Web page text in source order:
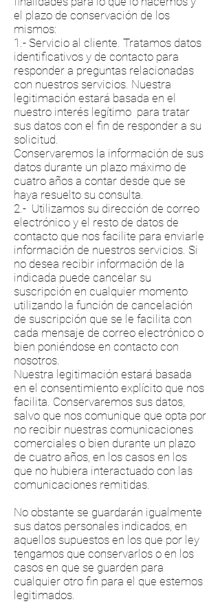
el plazo de conservación de los
mismos:
1.- Servicio al cliente. Tratamos datos
identificativos y de contacto para
responder a preguntas relacionadas
con nuestros servicios. Nuestra
legitimación estará basada en el
nuestro interés legítimo para tratar
sus datos con el fin de responder a su
solicitud.
Conservaremos la información de sus
datos durante un plazo máximo de
cuatro años a contar desde que se
haya resuelto su consulta.
2.- Utilizamos su dirección de correo
electrónico y el resto de datos de
contacto que nos facilite para enviarle
información de nuestros servicios. Si
no desea recibir información de la
indicada puede cancelar su
suscripción en cualquier momento
utilizando la función de cancelación
de suscripción que se le facilita con
cada mensaje de correo electrónico o
bien poniéndose en contacto con
nosotros.
Nuestra legitimación estará basada
en el consentimiento explícito que nos
facilita. Conservaremos sus datos,
salvo que nos comunique que opta por
no recibir nuestras comunicaciones
comerciales o bien durante un plazo
de cuatro años, en los casos en los
que no hubiera interactuado con las
comunicaciones remitidas.
No obstante se guardarán igualmente
sus datos personales indicados, en
aquellos supuestos en los que por ley
tengamos que conservarlos o en los
casos en que se guarden para
cualquier otro fin para el que estemos
legitimados.